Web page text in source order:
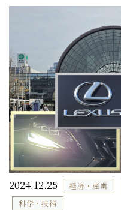
2024.12.25 経済・産業
科学・技術